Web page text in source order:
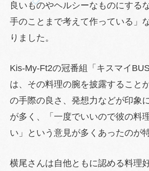
良いものやヘルシーなものにする
手のことまで考えて作っている」
りました。
Kis-My-Ft2の冠番組「キスマイ
は、その料理の腕を披露すること
の手際の良さ、発想力などが印象
が多く、「一度でいいので彼の料
い」という意見が多くあったのが
横尾さんは自他ともに認める料理